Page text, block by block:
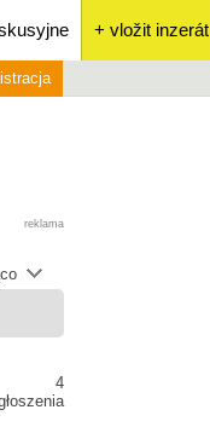
+ vložit inzerát
reklama
4